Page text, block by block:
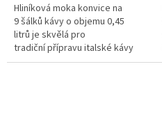
Hliníková moka konvice na
9 šálků kávy o objemu 0,45
litrů je skvělá pro
tradiční přípravu italské kávy
s vynikajícím aroma a